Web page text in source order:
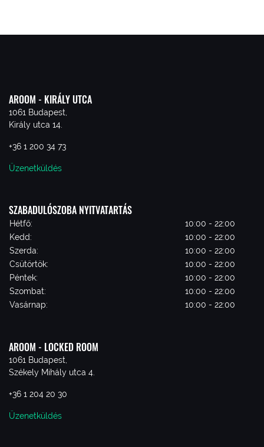
AROOM - KIRÁLY UTCA
1061 Budapest,
Király utca 14.
+36 1 200 34 73
Üzenetküldés
SZABADULÓSZOBA NYITVATARTÁS
Hétfő:
10:00 - 22:00
Kedd:
10:00 - 22:00
Szerda:
10:00 - 22:00
Csütörtök:
10:00 - 22:00
Péntek:
10:00 - 22:00
Szombat:
10:00 - 22:00
Vasárnap:
10:00 - 22:00
AROOM - LOCKED ROOM
1061 Budapest,
Székely Mihály utca 4.
+36 1 204 20 30
Üzenetküldés